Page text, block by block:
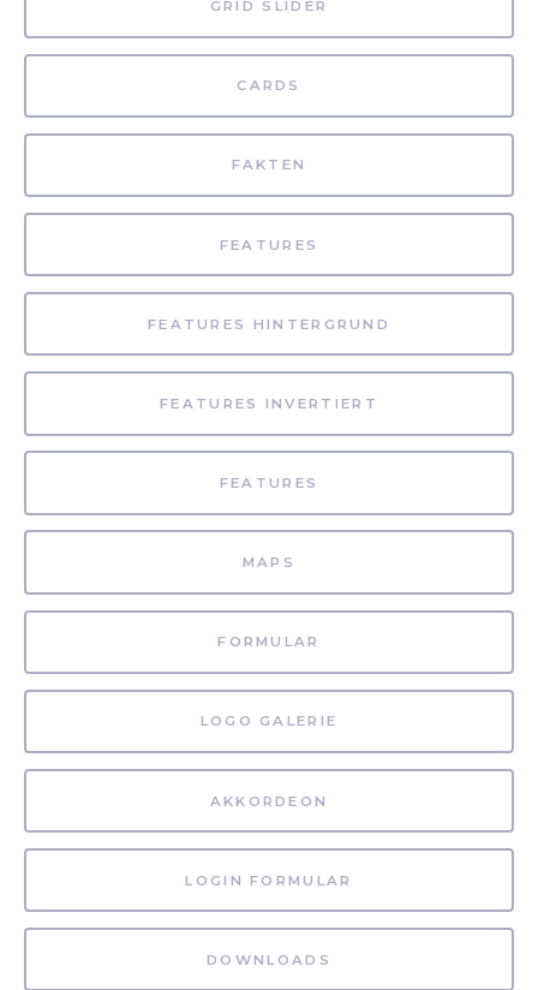
GRID SLIDER
CARDS
FAKTEN
FEATURES
FEATURES HINTERGRUND
FEATURES INVERTIERT
FEATURES
MAPS
FORMULAR
LOGO GALERIE
AKKORDEON
LOGIN FORMULAR
DOWNLOADS